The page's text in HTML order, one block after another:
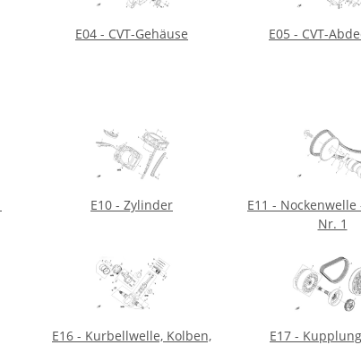
E04 - CVT-Gehäuse E05 - CVT-
E10 - Zylinder
E11 -
Nr. 1
E16 - Kurbellwelle, Kolben,
E17 -